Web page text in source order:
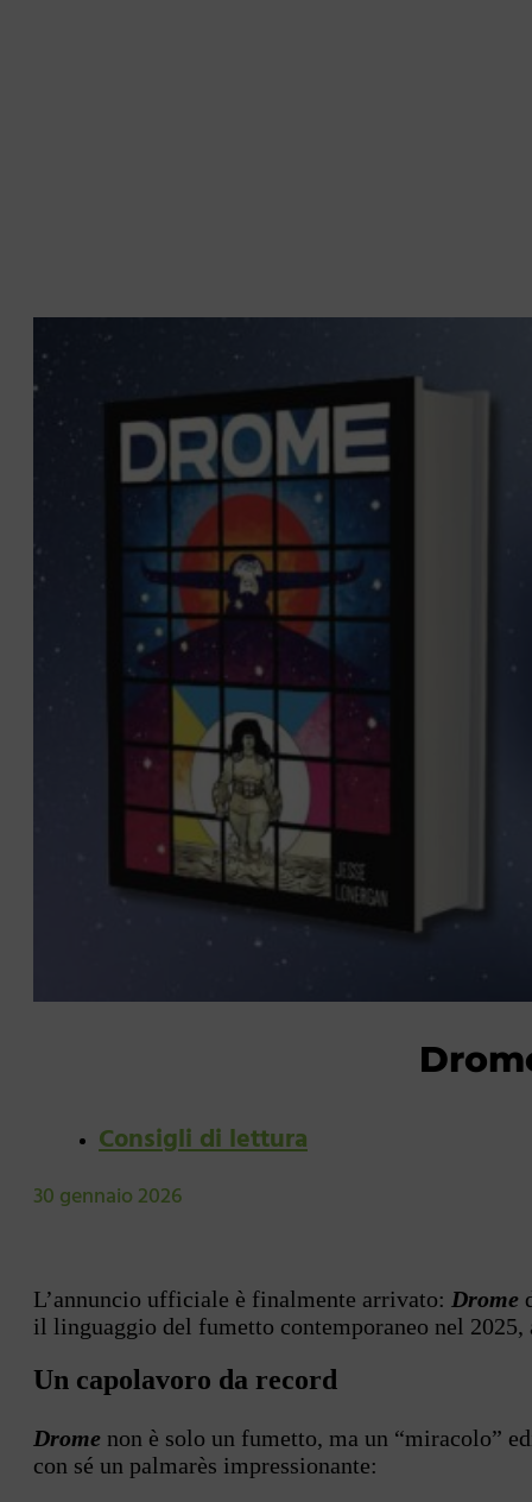
Consigli di lettura
30 gennaio 2026
L’annuncio ufficiale è finalmente arrivato: Drome
il linguaggio del fumetto contemporaneo nel
Un capolavoro da record
Drome non è solo un fumetto, ma un “miracolo”
con sé un palmarès impressionante: